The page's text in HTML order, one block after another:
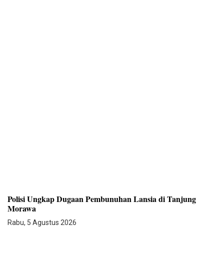
Polisi Ungkap Dugaan Pembunuhan Lansia di Tanjung
Morawa
Rabu, 5 Agustus 2026